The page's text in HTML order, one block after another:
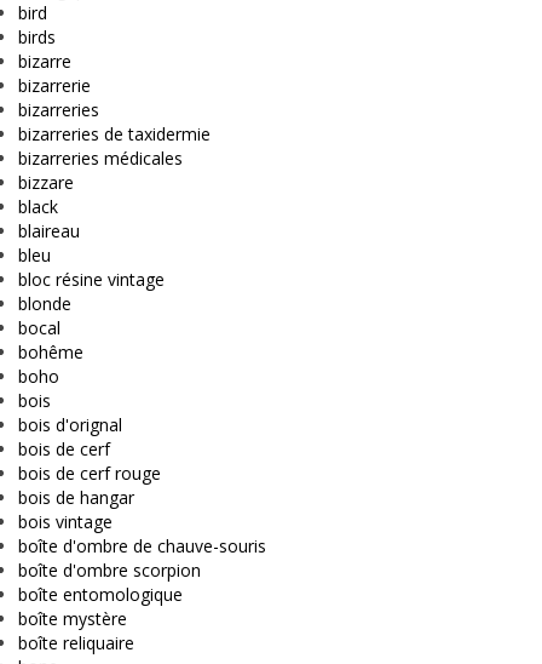
bird
birds
bizarre
bizarrerie
bizarreries
bizarreries de taxidermie
bizarreries médicales
bizzare
black
blaireau
bleu
bloc résine vintage
blonde
bocal
bohême
boho
bois
bois d'orignal
bois de cerf
bois de cerf rouge
bois de hangar
bois vintage
boîte d'ombre de chauve-souris
boîte d'ombre scorpion
boîte entomologique
boîte mystère
boîte reliquaire